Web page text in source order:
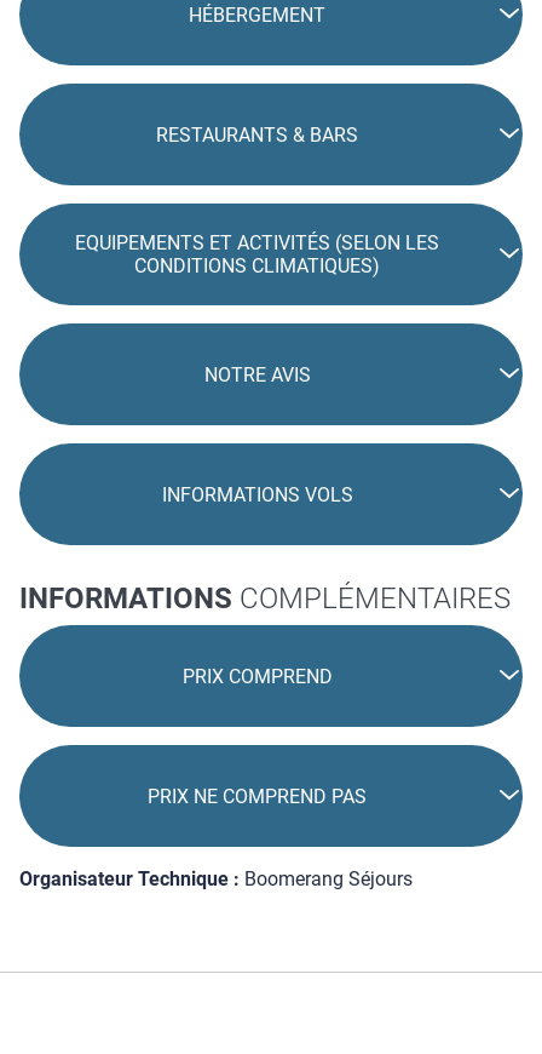
HÉBERGEMENT
RESTAURANTS & BARS
EQUIPEMENTS ET ACTIVITÉS (SELON LES
CONDITIONS CLIMATIQUES)
NOTRE AVIS
INFORMATIONS VOLS
INFORMATIONS COMPLÉMENTAIRES
PRIX COMPREND
PRIX NE COMPREND PAS
Organisateur Technique : Boomerang Séjours